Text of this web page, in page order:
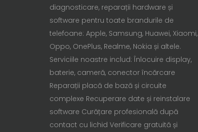
diagnosticare, reparații hardware și
software pentru toate brandurile de
telefoane: Apple, Samsung, Huawei, Xiaomi,
Oppo, OnePlus, Realme, Nokia și altele.
Serviciile noastre includ: Înlocuire display,
baterie, cameră, conector încărcare
Reparații placă de bază și circuite
complexe Recuperare date și reinstalare
software Curățare profesională după
contact cu lichid Verificare gratuită și